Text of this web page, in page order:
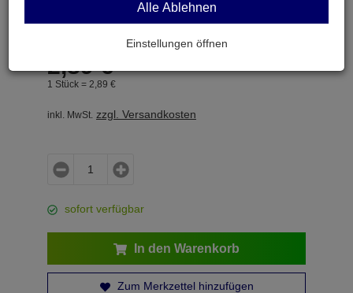
2,89 €
1 Stück = 2, 89 €
inkl. MwSt. zzgl. Versandkosten
sofort verfügbar
In den Warenkorb
Zum Merkzettel hinzufügen
Alle Ablehnen
Einstellungen öffnen